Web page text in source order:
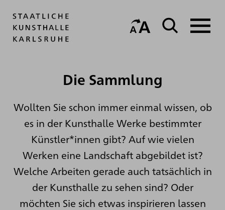
Die Sammlung
Wollten Sie schon immer einmal wissen, ob
es in der Kunsthalle Werke bestimmter
Künstler*innen gibt? Auf wie vielen
Werken eine Landschaft abgebildet ist?
Welche Arbeiten gerade auch tatsächlich in
der Kunsthalle zu sehen sind? Oder
möchten Sie sich etwas inspirieren lassen